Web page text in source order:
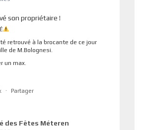
son propriétaire !
retrouvé à la brocante de ce jour
de M.Bolognesi.
un max.
· Partager
des Fêtes Méteren